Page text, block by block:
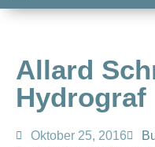
Allard
Hydrograf
Oktober 25, 2016